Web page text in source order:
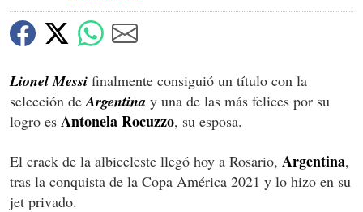
Lionel Messi finalmente consiguió un título con la
selección de Argentina y una de las más felices por su
logro es Antonela Rocuzzo, su esposa.
El crack de la albiceleste llegó hoy a Rosario, Argentina,
tras la conquista de la Copa América 2021 y lo hizo en su
jet privado.